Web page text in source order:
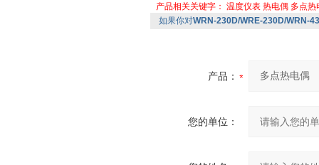
产品相关关键字： 温度仪表 热电偶 多点热
如果你对WRN-230D/WRE-230D/WRN-
产品：
您的单位：